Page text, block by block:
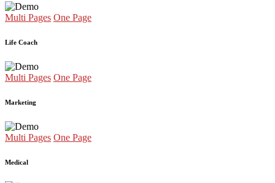
Multi Pages One Page
Life Coach
Multi Pages One Page
Marketing
Multi Pages One Page
Medical